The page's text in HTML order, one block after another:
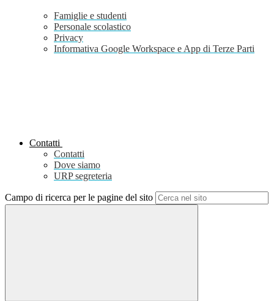
Famiglie e studenti
Personale scolastico
Privacy
Informativa Google Workspace e App di Terze Parti
Contatti
Contatti
Dove siamo
URP segreteria
Campo di ricerca per le pagine del sito